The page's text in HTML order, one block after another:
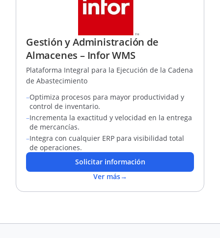
Gestión y Administración de
Almacenes – Infor WMS
Plataforma Integral para la Ejecución de la Cadena
de Abastecimiento
–Optimiza procesos para mayor productividad y
control de inventario.
–Incrementa la exactitud y velocidad en la entrega
de mercancías.
–Integra con cualquier ERP para visibilidad total
de operaciones.
Solicitar información
Ver más→